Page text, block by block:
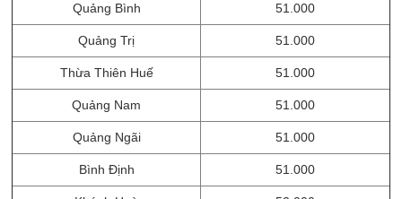
Quảng Bình 51.000
Quảng Trị 51.000
Thừa Thiên Huế 51.000
Quảng Nam 51.000
Quảng Ngãi 51.000
Bình Định 51.000